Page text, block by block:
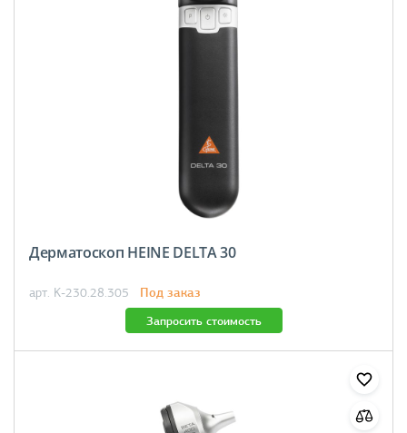
Дерматоскоп HEINE DELTA 30
арт. K-230.28.305 Под заказ
Запросить стоимость